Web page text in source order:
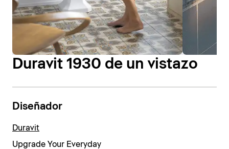
Duravit 1930 de un vistazo
Diseñador
Duravit
Upgrade Your Everyday